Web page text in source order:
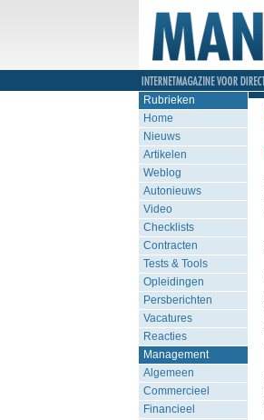
Rubrieken
Home
Nieuws
Artikelen
Weblog
Autonieuws
Video
Checklists
Contracten
Tests & Tools
Opleidingen
Persberichten
Vacatures
Reacties
Management
Algemeen
Commercieel
Financieel